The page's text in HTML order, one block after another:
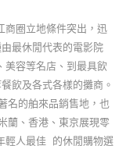
圈立地條件突出，迅
最休閒代表的電影院
美容等名店、到最具飲
飲及各式各樣的攤商。
的舶來品銷售地，也
蘭、香港、東京展現零
輕人最佳 的休閒購物選